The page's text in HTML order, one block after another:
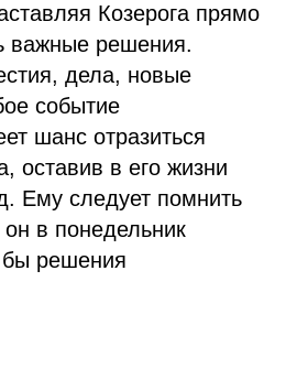
Козерога прямо
важные решения.
дела, новые
событие
шанс отразиться
оставив в его жизни
Ему следует помнить
в понедельник
бы решения